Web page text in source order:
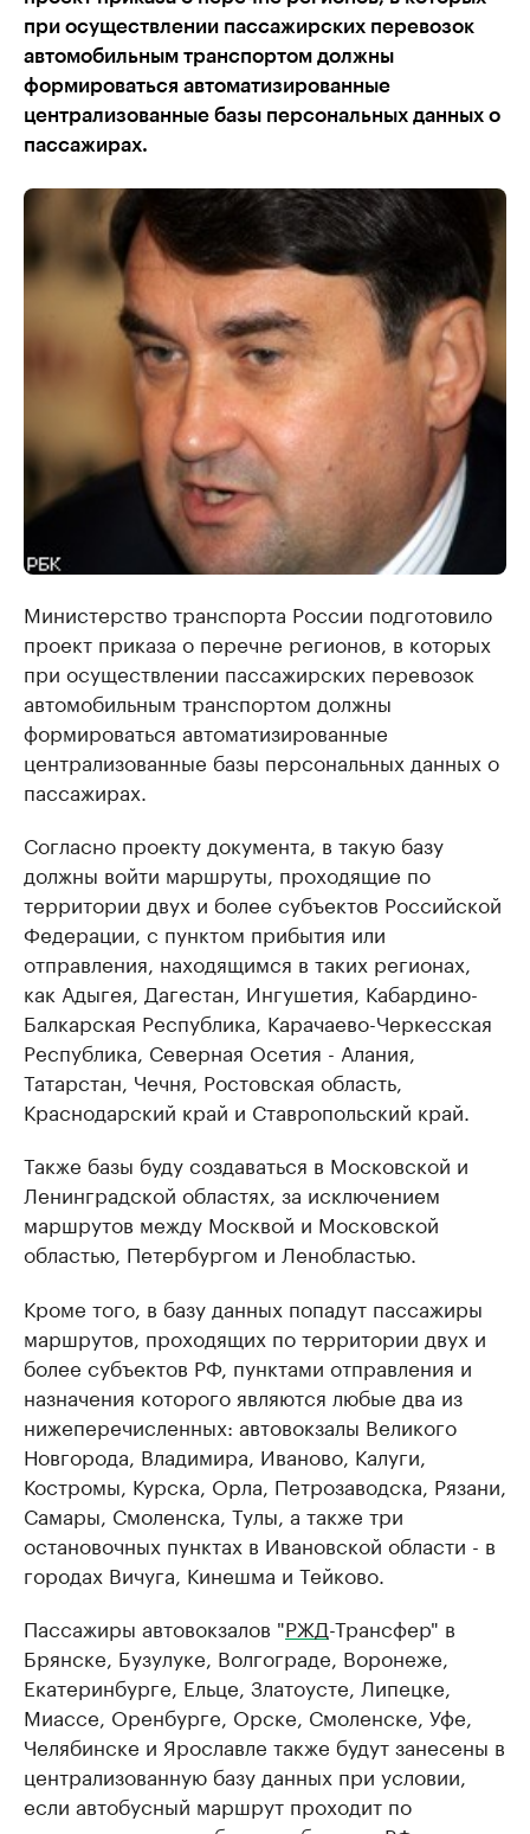
при осуществлении пассажирских перевозок
автомобильным транспортом должны
формироваться автоматизированные
централизованные базы персональных данных о
пассажирах.
Министерство транспорта России подготовило
проект приказа о перечне регионов, в которых
при осуществлении пассажирских перевозок
автомобильным транспортом должны
формироваться автоматизированные
централизованные базы персональных данных о
пассажирах.
Согласно проекту документа, в такую базу
должны войти маршруты, проходящие по
территории двух и более субъектов Российской
Федерации, с пунктом прибытия или
отправления, находящимся в таких регионах,
как Адыгея, Дагестан, Ингушетия, Кабардино-
Балкарская Республика, Карачаево-Черкесская
Республика, Северная Осетия - Алания,
Татарстан, Чечня, Ростовская область,
Краснодарский край и Ставропольский край.
Также базы буду создаваться в Московской и
Ленинградской областях, за исключением
маршрутов между Москвой и Московской
областью, Петербургом и Ленобластью.
Кроме того, в базу данных попадут пассажиры
маршрутов, проходящих по территории двух и
более субъектов РФ, пунктами отправления и
назначения которого являются любые два из
нижеперечисленных: автовокзалы Великого
Новгорода, Владимира, Иваново, Калуги,
Костромы, Курска, Орла, Петрозаводска, Рязани,
Самары, Смоленска, Тулы, а также три
остановочных пунктах в Ивановской области - в
городах Вичуга, Кинешма и Тейково.
Пассажиры автовокзалов "РЖД-Трансфер" в
Брянске, Бузулуке, Волгограде, Воронеже,
Екатеринбурге, Ельце, Златоусте, Липецке,
Миассе, Оренбурге, Орске, Смоленске, Уфе,
Челябинске и Ярославле также будут занесены в
централизованную базу данных при условии,
если автобусный маршрут проходит по